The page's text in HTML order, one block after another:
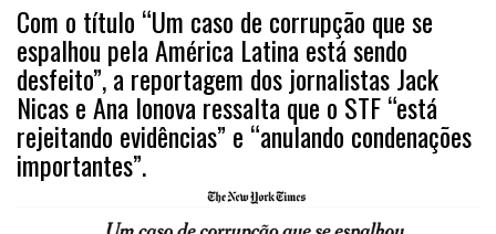
Com o título “Um caso de corrupção que se
espalhou pela América Latina está sendo
desfeito”, a reportagem dos jornalistas Jack
Nicas e Ana Ionova ressalta que o STF “está
rejeitando evidências” e “anulando condenações
importantes”.